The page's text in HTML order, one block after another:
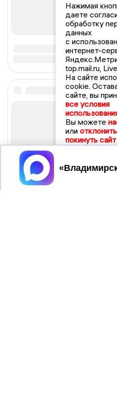
Нажимая
даете
обработку
данных
с
интернет-
top.mail.ru,
На сайте
cookie.
сайте, вы
все условия
Вы можете
или
покинуть сайт
Принять